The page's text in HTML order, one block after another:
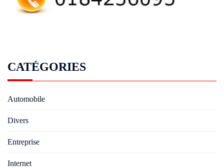
CATÉGORIES
Automobile
Divers
Entreprise
Internet